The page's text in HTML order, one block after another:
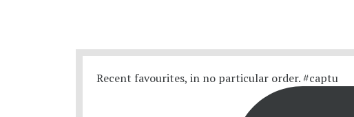
Recent favourites, in no particular order. #captu